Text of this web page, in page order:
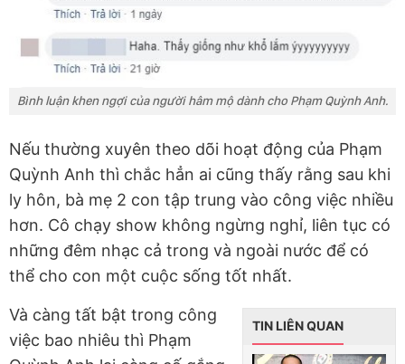
Bình luận khen ngợi của người hâm mộ dành cho Phạm Quỳnh Anh.
Nếu thường xuyên theo dõi hoạt động của Phạm
Quỳnh Anh thì chắc hẳn ai cũng thấy rằng sau khi
ly hôn, bà mẹ 2 con tập trung vào công việc nhiều
hơn. Cô chạy show không ngừng nghỉ, liên tục có
những đêm nhạc cả trong và ngoài nước để có
thể cho con một cuộc sống tốt nhất.
TIN LIÊN QUAN
Và càng tất bật trong công
việc bao nhiêu thì Phạm